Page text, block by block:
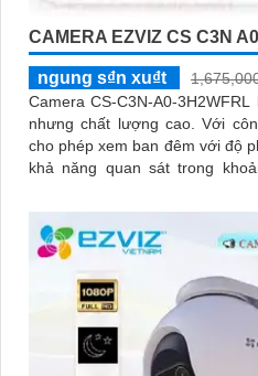
CAMERA EZVIZ CS C3N
ngung s₫n xu₫t
Camera CS-C3N-A0-
nhưng chất lượng cao. Với công nghệ CMOS, camera này
cho phép xem ban đêm với độ
khả năng quan sát trong